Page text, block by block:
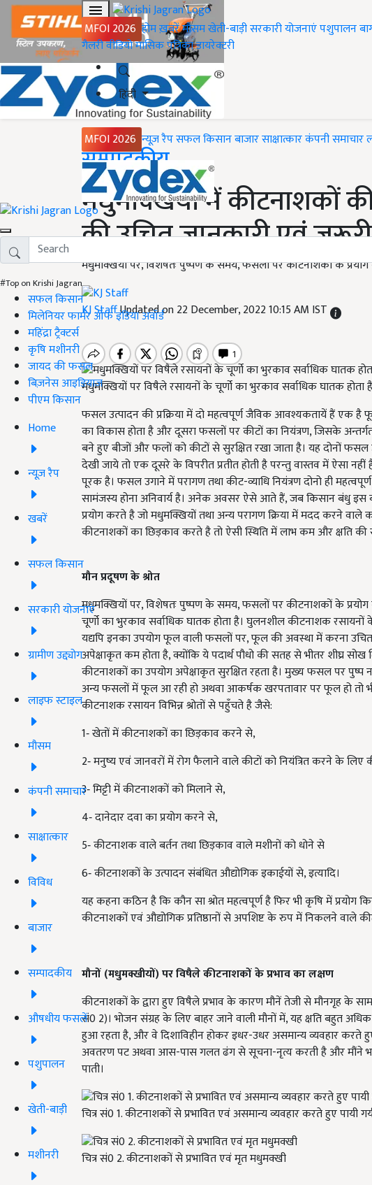
MFOI 2026 होमख़बरेंमौसमखेती-बाड़ीसरकारी योजनाएंपशुपालन
गैलरीवीडियोमासिक पत्रिकाडायरेक्टरी
हिंदी
MFOI 2026 न्यूज़ रैपसफल किसानबाजारसाक्षात्कारकंपनी समाचार
#Top on Krishi Jagran
सफल किसान
मिलेनियर फार्मर ऑफ इंडिया अवॉर्ड
महिंद्रा ट्रैक्टर्स
कृषि मशीनरी
जायद की फसल
बिज़नेस आइडियाज
पीएम किसान
Home
न्यूज़ रैप
खबरें
सफल किसान
सरकारी योजनाएं
ग्रामीण उद्द्योग
लाइफ स्टाइल
मौसम
कंपनी समाचार
साक्षात्कार
विविध
बाजार
सम्पादकीय
औषधीय फसलें
पशुपालन
खेती-बाड़ी
मशीनरी
Home
सम्पादकीय
मधुमक्खियों में कीटनाशकों
की उचित जानकारी एवं
मधुमक्खियों पर, विशेषतः पुष्पण के समय, फसलों पर कीटनाशकों के प्रयोग
KJ StaffUpdated on 22 December, 2022 10:15 AM IST
मधुमक्खियों पर विषैले रसायनों के चूर्णो का भुरकाव सर्वाधिक घातक होता
फसल उत्पादन की प्रक्रिया में दो महत्वपूर्ण जैविक आवश्यकतायें हैं
का विकास होता है और दूसरा फसलों पर कीटों का नियंत्रण, जिसके
बने हुए बीजों और फलों को कीटों से सुरक्षित रखा जाता है। यह दोनों फसल
देखी जाये तो एक दूसरे के विपरीत प्रतीत होती है परन्तु वास्तव में ऐसा
पूरक है। फसल उगाने में परागण तथा कीट-व्याधि नियंत्रण दोनो ही
सामंजस्य होना अनिवार्य है। अनेक अवसर ऐसे आते हैं, जब किसान बंधु इस
प्रयोग करते है जो मधुमक्खियों तथा अन्य परागण क्रिया में मदद करने
कीटनाशकों का छिड़काव करते है तो ऐसी स्थिति में लाभ कम और क्षति की
मौन प्रदूषण के श्रोत
मधुमक्खियों पर, विशेषतः पुष्पण के समय, फसलों पर कीटनाशकों के प्रयोग
चूर्णो का भुरकाव सर्वाधिक घातक होता है। घुलनशील कीटनाशक
यद्यपि इनका उपयोग फूल वाली फसलों पर, फूल की अवस्था में करना
अपेक्षाकृत कम होता है, क्योंकि ये पदार्थ पौधो की सतह से भीतर शीघ्र
कीटनाशकों का उपयोग अपेक्षाकृत सुरक्षित रहता है। मुख्य फसल पर
अन्य फसलों में फूल आ रही हो अथवा आकर्षक खरपतावार पर फूल हो तो भी
कीटनाशक रसायन विभिन्न श्रोतों से पहुँचते है जैसे:
1‐ खेतों में कीटनाशकों का छिड़काव करने से,
2‐ मनुष्य एवं जानवरों में रोग फैलाने वाले कीटों को नियंत्रित करने के
3‐ मिट्टी में कीटनाशकों को मिलाने से,
4‐ दानेदार दवा का प्रयोग करने से,
5‐ कीटनाशक वाले बर्तन तथा छिड़काव वाले मशीनों को धोने से
6‐ कीटनाशकों के उत्पादन संबंधित औद्योगिक इकाईयों से, इत्यादि।
यह कहना कठिन है कि कौन सा श्रोत महत्वपूर्ण है फिर भी कृषि में प्रयोग
कीटनाशकों एवं औद्योगिक प्रतिष्ठानों से अपशिष्ट के रुप में निकलने वाले
मौनों (मधुमक्खीयों) पर विषैले कीटनाशकों के प्रभाव का लक्षण
कीटनाशकों के द्वारा हुए विषैले प्रभाव के कारण मौनें तेजी से मौनगृह के
सं0 2)। भोजन संग्रह के लिए बाहर जाने वाली मौनों में, यह क्षति बहुत अधिक
हुआ रहता है, और वे दिशाविहीन होकर इधर-उधर असमान्य व्यवहार करते
अवतरण पट अथवा आस-पास गलत ढंग से सूचना-नृत्य करती है और मौंने
पाती।
चित्र सं0 1. कीटनाशकों से प्रभावित एवं असमान्य व्यवहार करते हुए पायी
चित्र सं0 2. कीटनाशकों से प्रभावित एवं मृत मधुमक्खी